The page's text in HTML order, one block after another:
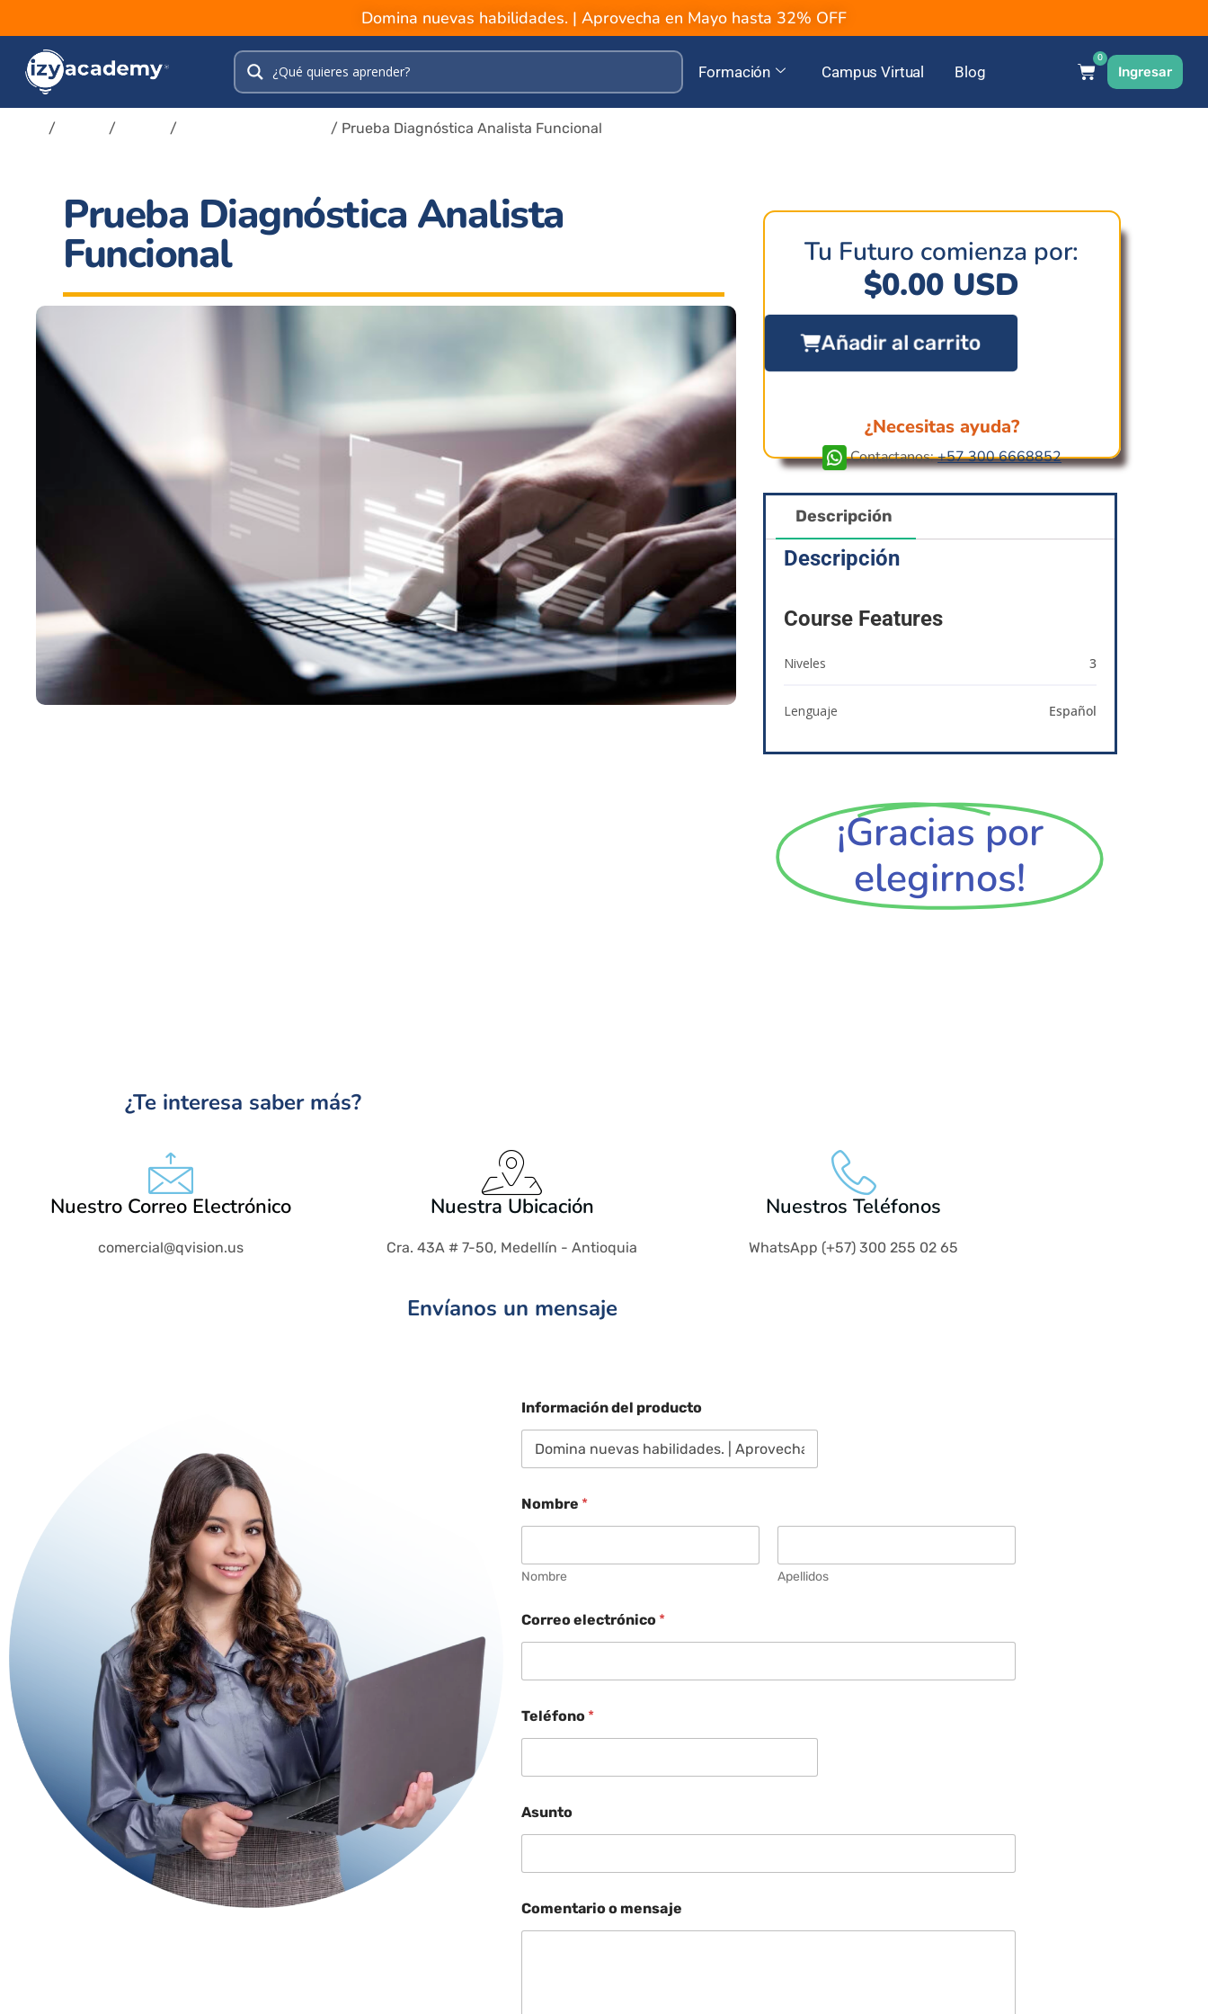
Domina nuevas habilidades. | Aprovecha en Mayo hasta 32% OFF
Formación Campus Virtual Blog
0
Ingresar
/ / / / Prueba Diagnóstica Analista Funcional
Prueba Diagnóstica Analista
Funcional Tu Futuro comienza por:
$0.00 USD
Añadir al carrito
¿Necesitas ayuda?
Contactanos:+57 300 6668852
Descripción
Descripción
Course Features
Niveles 3
Lenguaje Español
¡Gracias por
elegirnos!
¿Te interesa saber más?
Nuestro Correo Electrónico
comercial@qvision.us
Nuestra Ubicación
Cra. 43A # 7-50, Medellín - Antioquia
Nuestros Teléfonos
WhatsApp (+57) 300 255 02 65
Envíanos un mensaje
Información del producto
Nombre *
Nombre Apellidos
Correo electrónico *
Teléfono *
Asunto
Comentario o mensaje